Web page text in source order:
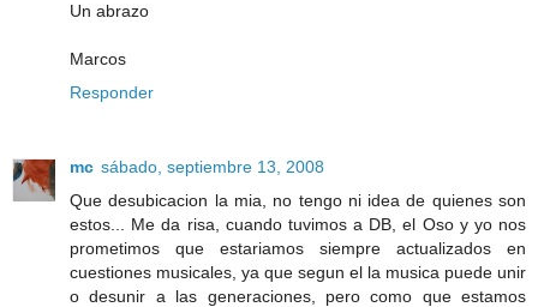
Un abrazo
Marcos
Responder
mc sábado, septiembre 13, 2008
Que desubicacion la mia, no tengo ni idea de quienes son
estos... Me da risa, cuando tuvimos a DB, el Oso y yo nos
prometimos que estariamos siempre actualizados en
cuestiones musicales, ya que segun el la musica puede unir
o desunir a las generaciones, pero como que estamos